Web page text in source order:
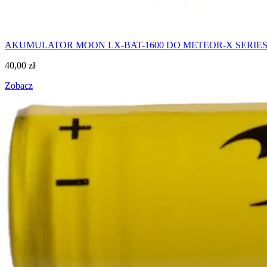
AKUMULATOR MOON LX-BAT-1600 DO METEOR-X SERIES
40,00 zł
Zobacz